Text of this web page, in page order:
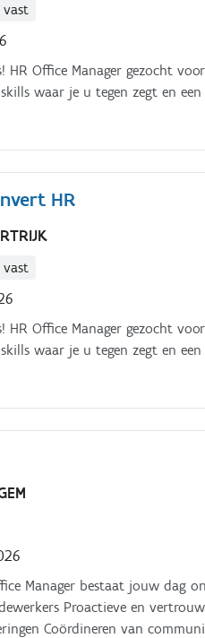
HR Office Manager gezocht
waar je u tegen zegt en
HR
HR Office Manager gezocht
waar je u tegen zegt en
Manager bestaat jouw dag
Proactieve en
Coördineren van